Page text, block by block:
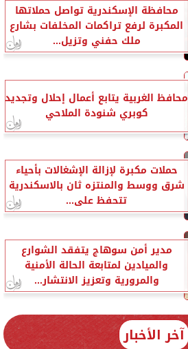
محافظة الإسكندرية تواصل حملاتها
المكبرة لرفع تراكمات المخلفات بشارع
ملك حفني وتزيل...
محافظ الغربية يتابع أعمال إحلال وتجديد
كوبري شنودة الملاحي
حملات مكبرة لإزالة الإشغالات بأحياء
شرق ووسط والمنتزه ثان بالاسكندرية
تتحفظ على...
مدير أمن سوهاج يتفقد الشوارع
والميادين لمتابعة الحالة الأمنية
والمرورية وتعزيز الانتشار...
آخر الأخبار